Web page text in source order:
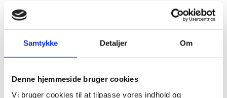
Samtykke Detaljer Om
Denne hjemmeside bruger cookies
Vi bruger cookies til at tilpasse vores indhold og
Lynlåse 70-100 cm
Lynlås 100 cm
Lynlås 15 cm
Zipper, buttons, snaps
Bånd - skråbånd / kantbånd